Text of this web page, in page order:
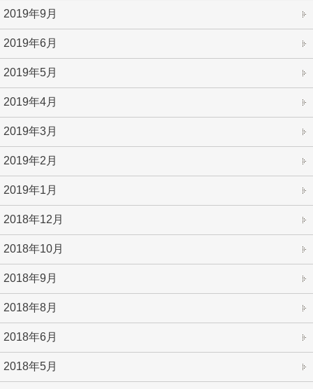
2019年9月
2019年6月
2019年5月
2019年4月
2019年3月
2019年2月
2019年1月
2018年12月
2018年10月
2018年9月
2018年8月
2018年6月
2018年5月